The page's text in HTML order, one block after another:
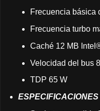
Frecuencia básica
Frecuencia turbo
Caché 12 MB
Velocidad del bus
TDP 65 W